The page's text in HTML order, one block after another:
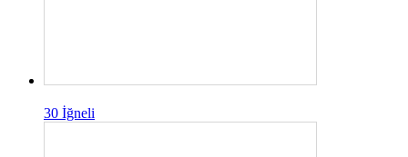
30 İğneli